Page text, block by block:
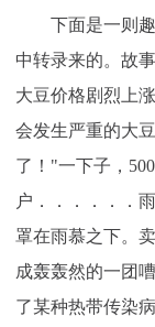
下面是一则趣
中转录来的。故
大豆价格剧烈上
会发生严重的大
了！"一下子，
户．．．．．．
罩在雨慕之下。
成轰轰然的一团
了某种热带传染